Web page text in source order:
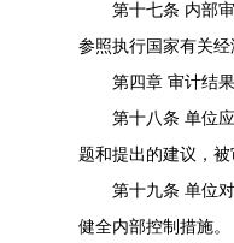
第十七条 内部审
参照执行国家有关经
第四章 审计结果
第十八条 单位应
题和提出的建议，
第十九条 单位对
健全内部控制措施。